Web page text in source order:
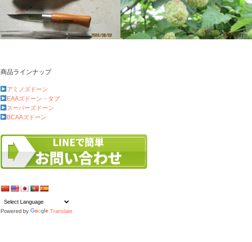
商品ラインナップ
アミノズドーン
EAAズドーン・タブ
スーパーズドーン
BCAAズドーン
Powered by Translate